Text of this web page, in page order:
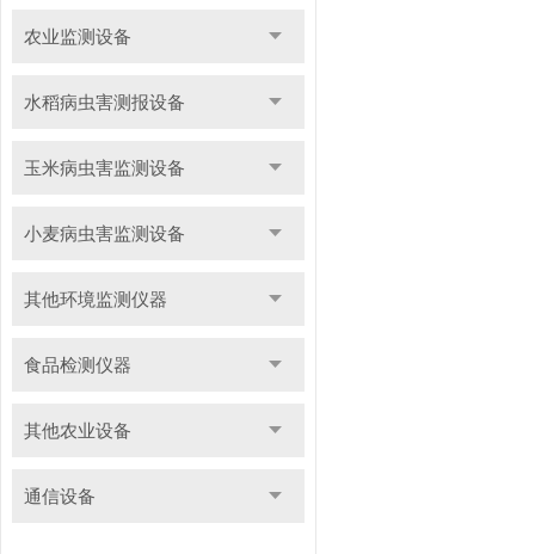
农业监测设备
水稻病虫害测报设备
玉米病虫害监测设备
小麦病虫害监测设备
其他环境监测仪器
食品检测仪器
其他农业设备
通信设备